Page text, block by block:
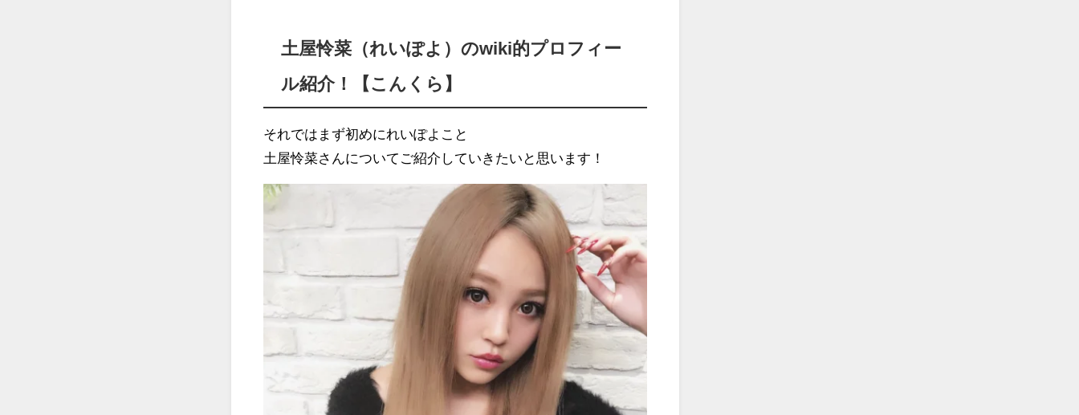
土屋怜菜（れいぽよ）のwiki的プロフィー
ル紹介！【こんくら】
それではまず初めにれいぽよこと
土屋怜菜さんについてご紹介していきたいと思います！